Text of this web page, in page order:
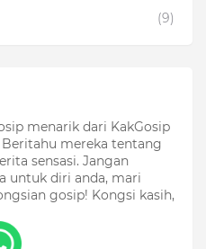
(9)
menarik dari KakGosip
mereka tentang
sensasi. Jangan
untuk diri anda, mari
gosip! Kongsi kasih,